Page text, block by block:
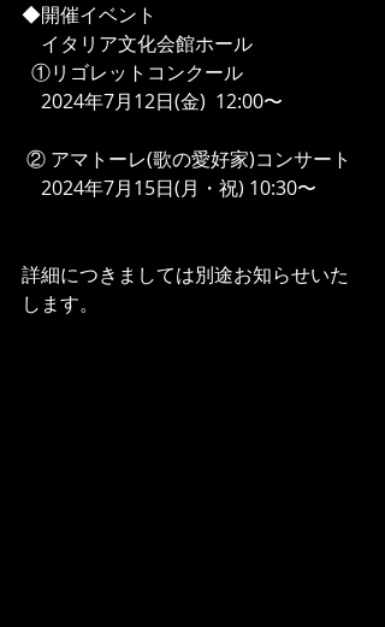
◆開催イベント
イタリア文化会館ホール
  ①リゴレットコンクール
2024年7月12日(金)  12:00〜
② アマトーレ(歌の愛好家)コンサート
2024年7月15日(月・祝) 10:30〜
詳細につきましては別途お知らせいた
します。